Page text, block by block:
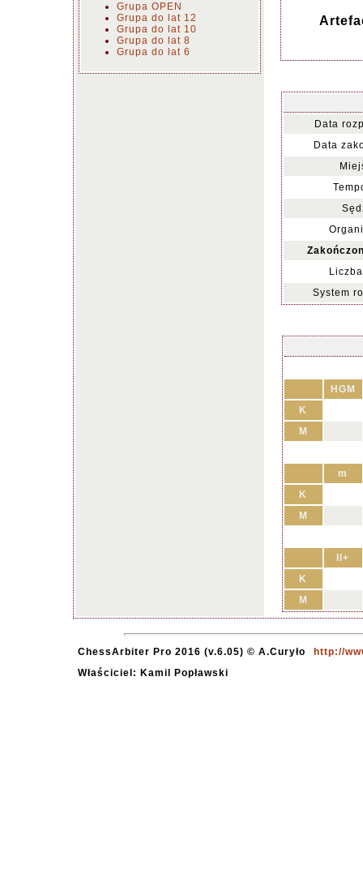
Grupa OPEN
Grupa do lat 12
Grupa do lat 10
Grupa do lat 8
Grupa do lat 6
Data
Data
System
HGM
K
M
m
K
M
II+
K
M
ChessArbiter Pro 2016 (v.6.05) © A.Curyło
http://
Właściciel: Kamil Popławski